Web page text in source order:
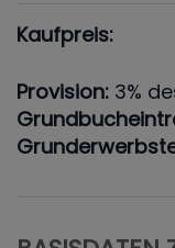
Kaufpreis:
Provision: 3%